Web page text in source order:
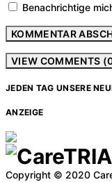
Benachrichtige
VIEW COMMENTS
JEDEN TAG UNSERE
ANZEIGE
Copyright © 2020